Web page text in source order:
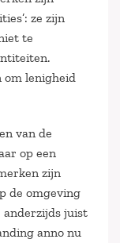
ze zijn
te
om lenigheid
van de
op een
zijn
de omgeving
anderzijds juist
anno nu